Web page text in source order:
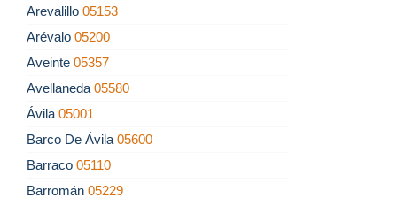
Arevalillo 05153
Arévalo 05200
Aveinte 05357
Avellaneda 05580
Ávila 05001
Barco De Ávila 05600
Barraco 05110
Barromán 05229